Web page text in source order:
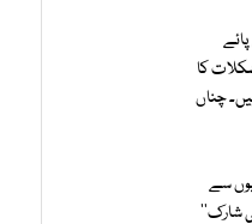
کا
چناں
سے
شارک''